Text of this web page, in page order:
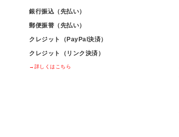
銀行振込（先払い）
郵便振替（先払い）
クレジット（PayPal決済）
クレジット（リンク決済）
→詳しくはこちら